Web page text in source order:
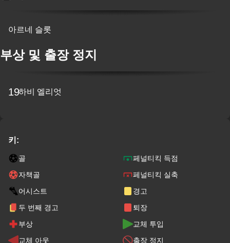
아르네 슬롯
부상 및 출장 정지
19하비 엘리엇
키:
골
페널티킥 득점
자책골
페널티킥 실축
어시스트
경고
두 번째 경고
퇴장
부상
교체 투입
교체 아웃
출장 정지